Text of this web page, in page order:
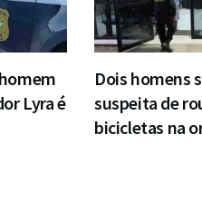
Lyra é
Dois homens
suspeita de
bicicletas na